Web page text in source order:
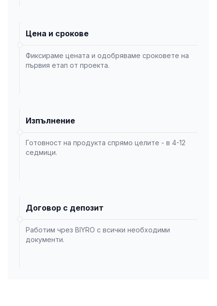
Цена и срокове
Фиксираме цената и одобряваме сроковете на
първия етап от проекта.
Изпълнение
Готовност на продукта спрямо целите - в 4-12
седмици.
Договор с депозит
Работим чрез BIYRO с всички необходими
документи.